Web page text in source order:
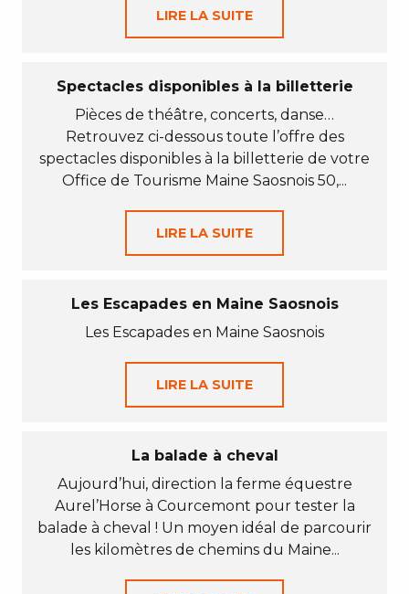
LIRE LA SUITE
Spectacles disponibles à la billetterie
Pièces de théâtre, concerts, danse…
Retrouvez ci-dessous toute l’offre des
spectacles disponibles à la billetterie de votre
Office de Tourisme Maine Saosnois 50,...
LIRE LA SUITE
Les Escapades en Maine Saosnois
Les Escapades en Maine Saosnois
LIRE LA SUITE
La balade à cheval
Aujourd’hui, direction la ferme équestre
Aurel’Horse à Courcemont pour tester la
balade à cheval ! Un moyen idéal de parcourir
les kilomètres de chemins du Maine...